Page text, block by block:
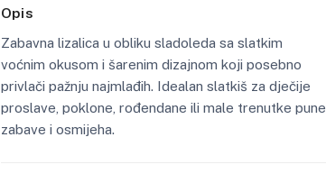
Opis
Zabavna lizalica u obliku sladoleda sa slatkim
voćnim okusom i šarenim dizajnom koji posebno
privlači pažnju najmlađih. Idealan slatkiš za dječije
proslave, poklone, rođendane ili male trenutke pune
zabave i osmijeha.